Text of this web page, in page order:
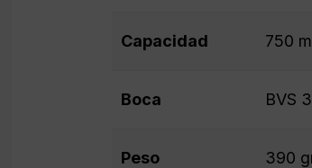
Capacidad 750
Boca BVS
Peso 390